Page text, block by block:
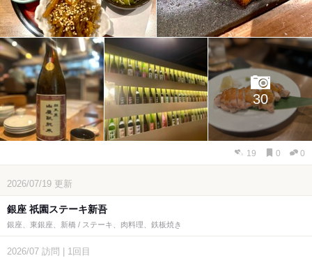
30
19 0 0
2026/07/19 更新
銀座 祇園ステーキ新吾
銀座、東銀座、新橋 / ステーキ、肉料理、鉄板焼き
2026/07 訪問 1回目